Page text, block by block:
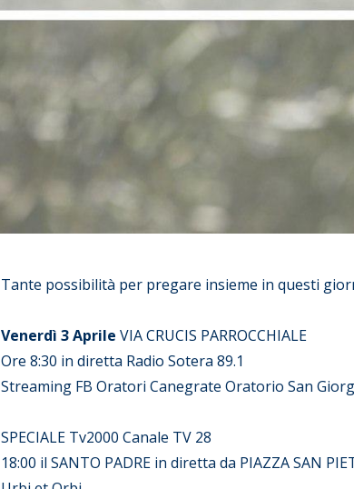
Tante possibilità per pregare insieme in questi
Venerdì 3 Aprile VIA CRUCIS PARROCCHIALE
Ore 8:30 in diretta Radio Sotera 89.1
Streaming FB Oratori Canegrate Oratorio San
SPECIALE Tv2000 Canale TV 28
18:00 il SANTO PADRE in diretta da PIAZZA SAN